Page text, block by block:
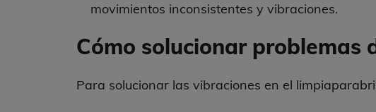
movimientos inconsistentes y vibraciones.
Cómo solucionar problemas
Para solucionar las vibraciones en el